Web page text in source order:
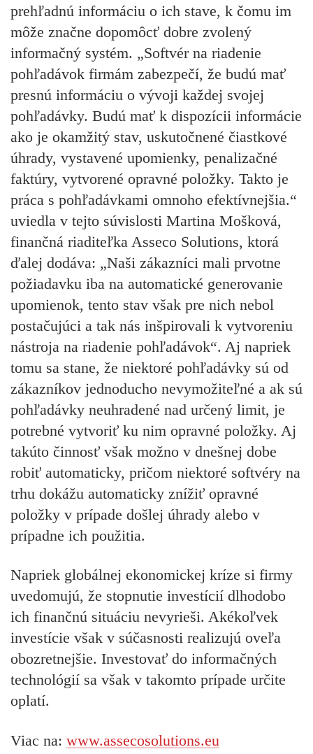
prehľadnú informáciu o ich stave, k čomu im
môže značne dopomôcť dobre zvolený
informačný systém. „Softvér na riadenie
pohľadávok firmám zabezpečí, že budú mať
presnú informáciu o vývoji každej svojej
pohľadávky. Budú mať k dispozícii informácie
ako je okamžitý stav, uskutočnené čiastkové
úhrady, vystavené upomienky, penalizačné
faktúry, vytvorené opravné položky. Takto je
práca s pohľadávkami omnoho efektívnejšia.“
uviedla v tejto súvislosti Martina Mošková,
finančná riaditeľka Asseco Solutions, ktorá
ďalej dodáva: „Naši zákazníci mali prvotne
požiadavku iba na automatické generovanie
upomienok, tento stav však pre nich nebol
postačujúci a tak nás inšpirovali k vytvoreniu
nástroja na riadenie pohľadávok“. Aj napriek
tomu sa stane, že niektoré pohľadávky sú od
zákazníkov jednoducho nevymožiteľné a ak sú
pohľadávky neuhradené nad určený limit, je
potrebné vytvoriť ku nim opravné položky. Aj
takúto činnosť však možno v dnešnej dobe
robiť automaticky, pričom niektoré softvéry na
trhu dokážu automaticky znížiť opravné
položky v prípade došlej úhrady alebo v
prípadne ich použitia.
Napriek globálnej ekonomickej kríze si firmy
uvedomujú, že stopnutie investícií dlhodobo
ich finančnú situáciu nevyrieši. Akékoľvek
investície však v súčasnosti realizujú oveľa
obozretnejšie. Investovať do informačných
technológií sa však v takomto prípade určite
oplatí.
Viac na: www.assecosolutions.eu